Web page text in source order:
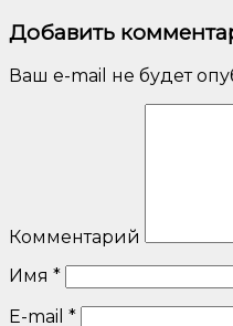
Добавить
Ваш e-mail не будет
Комментарий
Имя *
E-mail *